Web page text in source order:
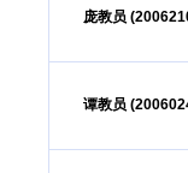
庞教员
谭教员